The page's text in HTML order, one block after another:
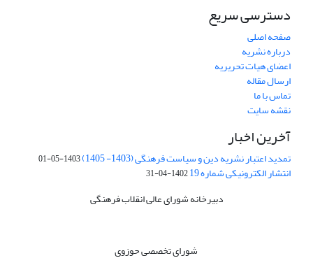
دسترسی سریع
صفحه اصلی
درباره نشریه
اعضای هیات تحریریه
ارسال مقاله
تماس با ما
نقشه سایت
آخرین اخبار
تمدید اعتبار نشریه دین و سیاست فرهنگی (1403- 1405) 1403-05-01
انتشار الکترونیکی شماره 19 1402-04-31
دبیرخانه شورای عالی انقلاب فرهنگی
شورای تخصصی حوزوی